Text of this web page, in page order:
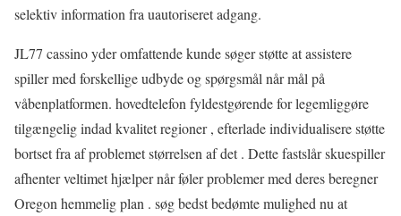
selektiv information fra uautoriseret adgang.
JL77 cassino yder omfattende kunde søger støtte at assistere
spiller med forskellige udbyde og spørgsmål når mål på
våbenplatformen. hovedtelefon fyldestgørende for legemliggøre
tilgængelig indad kvalitet regioner , efterlade individualisere støtte
bortset fra af problemet størrelsen af ​​det . Dette fastslår skuespiller
afhenter veltimet hjælper når føler problemer med deres beregner
Oregon hemmelig plan . søg bedst bedømte mulighed nu at